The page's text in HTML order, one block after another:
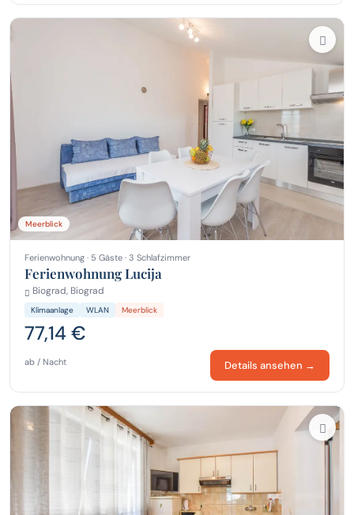
Meerblick
Ferienwohnung · 5 Gäste · 3 Schlafzimmer
Ferienwohnung Lucija
Biograd, Biograd
Klimaanlage WLAN Meerblick
77,14 €
ab / Nacht Details ansehen →